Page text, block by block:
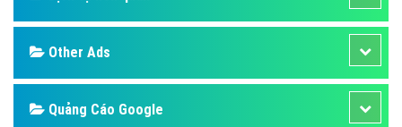
Other Ads
Quảng Cáo Google